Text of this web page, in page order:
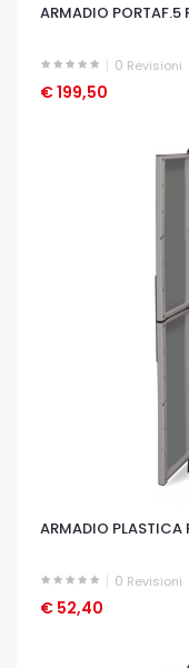
ARMADIO
0 Revisioni
€ 199,50
OCCHIATA VELOCE
ARMADIO
0 Revisioni
€ 52,40
OCCHIATA VELOCE